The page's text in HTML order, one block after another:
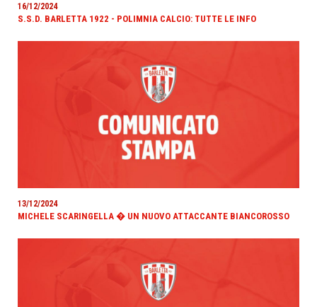
16/12/2024
S.S.D. BARLETTA 1922 - POLIMNIA CALCIO: TUTTE LE INFO
13/12/2024
MICHELE SCARINGELLA � UN NUOVO ATTACCANTE BIANCOROSSO